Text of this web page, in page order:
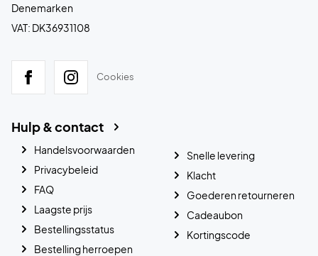
Denemarken
VAT: DK36931108
Cookies
Hulp & contact
Handelsvoorwaarden
Privacybeleid
FAQ
Laagste prijs
Bestellingsstatus
Bestelling herroepen
Snelle levering
Klacht
Goederen retourneren
Cadeaubon
Kortingscode